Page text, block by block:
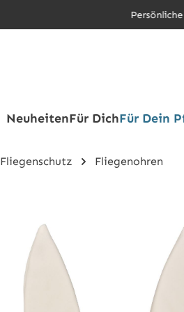
NeuheitenFür DichFür Dein
Fliegenschutz Fliegenohren